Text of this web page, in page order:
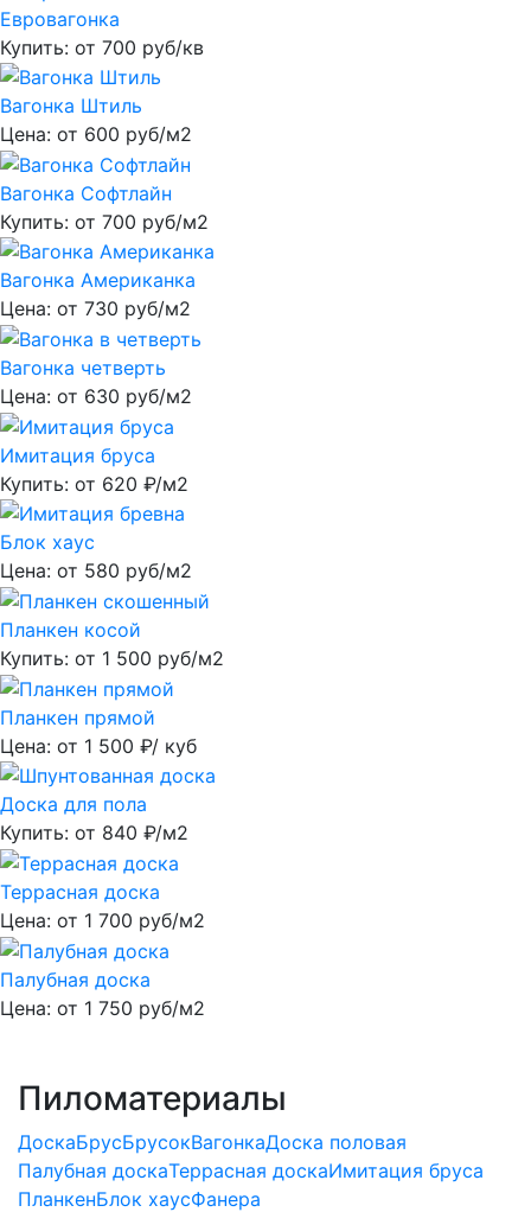
Евровагонка
Купить: от 700 руб/кв
Вагонка Штиль
Цена: от 600 руб/м2
Вагонка Софтлайн
Купить: от 700 руб/м2
Вагонка Американка
Цена: от 730 руб/м2
Вагонка четверть
Цена: от 630 руб/м2
Имитация бруса
Купить: от 620 ₽/м2
Блок хаус
Цена: от 580 руб/м2
Планкен косой
Купить: от 1 500 руб/м2
Планкен прямой
Цена: от 1 500 ₽/ куб
Доска для пола
Купить: от 840 ₽/м2
Террасная доска
Цена: от 1 700 руб/м2
Палубная доска
Цена: от 1 750 руб/м2
Пиломатериалы
ДоскаБрусБрусокВагонкаДоска половая
Палубная доскаТеррасная доскаИмитация бруса
ПланкенБлок хаусФанера